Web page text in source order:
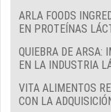
ARLA FOODS
EN PROTEÍNAS
QUIEBRA DE ARSA:
EN LA INDUSTRIA
VITA ALIMENTOS
CON LA